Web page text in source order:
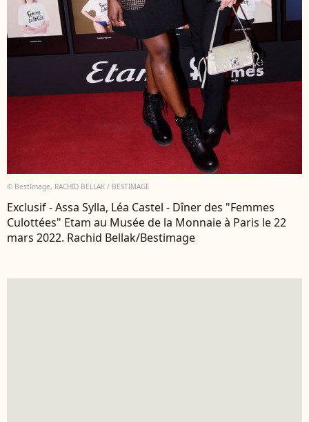
© BestImage, RACHID BELLAK / BESTIMAGE
Exclusif - Assa Sylla, Léa Castel - Dîner des "Femmes
Culottées" Etam au Musée de la Monnaie à Paris le 22
mars 2022. Rachid Bellak/Bestimage